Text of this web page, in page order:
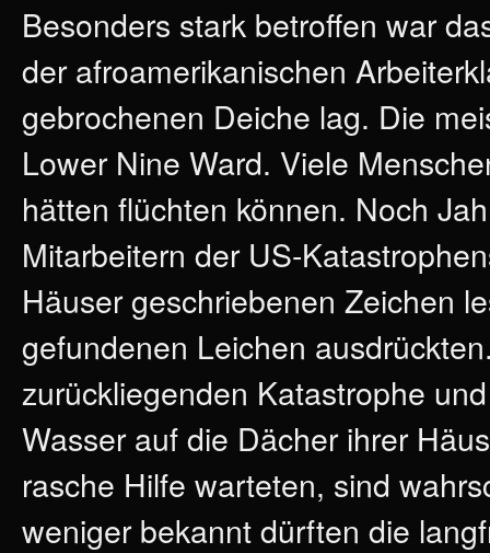
Besonders stark betroffen war
der afroamerikanischen
gebrochenen Deiche lag. Die
Lower Nine Ward. Viele
hätten flüchten können. Noch
Mitarbeitern der US-
Häuser geschriebenen Zeichen
gefundenen Leichen
zurückliegenden Katastrophe
Wasser auf die Dächer ihrer
rasche Hilfe warteten, sind
weniger bekannt dürften die